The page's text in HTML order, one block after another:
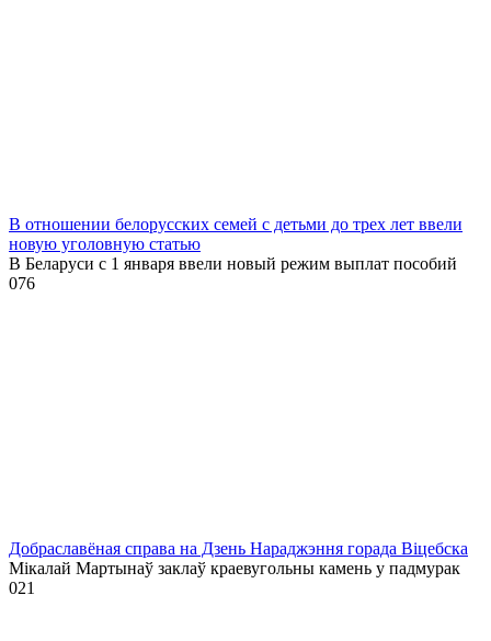
В отношении белорусских семей с детьми до трех лет ввели
новую уголовную статью
В Беларуси с 1 января ввели новый режим выплат пособий
076
Добраславёная справа на Дзень Нараджэння горада Віцебска
Мікалай Мартынаў заклаў краевугольны камень у падмурак
021